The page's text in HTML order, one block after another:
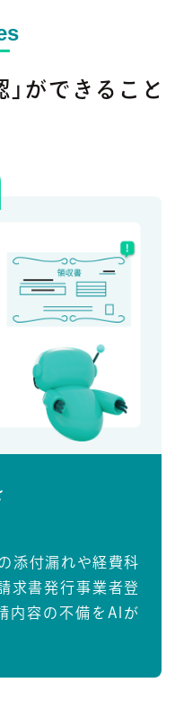
」ができること
添付漏れや経費科
求書発行事業者登
内容の不備をAIが